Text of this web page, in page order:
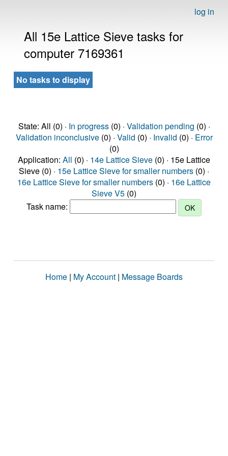
log in
All 15e Lattice Sieve tasks for
computer 7169361
No tasks to display
State: All (0) · In progress(0) · Validation pending (0) ·
Validation inconclusive(0) · Valid (0) · Invalid (0) · Error
(0)
Application: All (0) · 14e Lattice Sieve (0) · 15e Lattice
Sieve (0) · 15e Lattice Sieve for smaller numbers (0) ·
16e Lattice Sieve for smaller numbers (0) · 16e Lattice
Sieve V5 (0)
Task name:
Home | My Account | Message Boards